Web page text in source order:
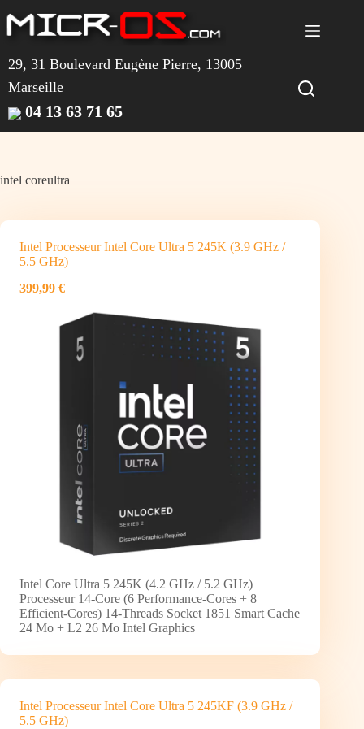
au
contenu
29, 31 Boulevard Eugène Pierre, 13005
Marseille
04 13 63 71 65
intel coreultra
Intel Processeur Intel Core Ultra 5 245K (3.9 GHz /
5.5 GHz)
399,99 €
Intel Core Ultra 5 245K (4.2 GHz / 5.2 GHz)
Processeur 14-Core (6 Performance-Cores + 8
Efficient-Cores) 14-Threads Socket 1851 Smart Cache
24 Mo + L2 26 Mo Intel Graphics
Intel Processeur Intel Core Ultra 5 245KF (3.9 GHz /
5.5 GHz)